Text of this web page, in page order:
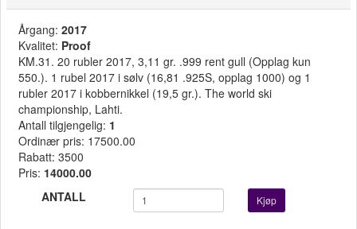
Årgang: 2017
Kvalitet: Proof
KM.31. 20 rubler 2017, 3,11 gr. .999 rent gull (Opplag kun
550.). 1 rubel 2017 i sølv (16,81 .925S, opplag 1000) og 1
rubler 2017 i kobbernikkel (19,5 gr.). The world ski
championship, Lahti.
Antall tilgjengelig: 1
Ordinær pris: 17500.00
Rabatt: 3500
Pris: 14000.00
ANTALL
Kjøp